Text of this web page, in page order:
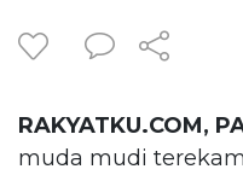
RAKYATKU.COM,
muda mudi